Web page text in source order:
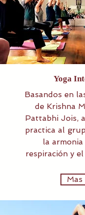
Yoga
Basandos en
de Krishna
Pattabhi Jois,
practica al
la
respiración y
Mas